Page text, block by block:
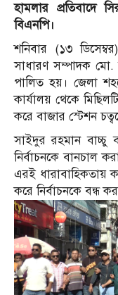
হামলার প্রতিবাদে
বিএনপি।
শনিবার (১৩
সাধারণ সম্পাদক মো.
পালিত হয়। জেলা
কার্যালয় থেকে
করে বাজার স্টেশন
সাইদুর রহমান বাচ্চু
নির্বাচনকে বানচাল
এরই ধারাবাহিকতায়
করে নির্বাচনকে বন্ধ